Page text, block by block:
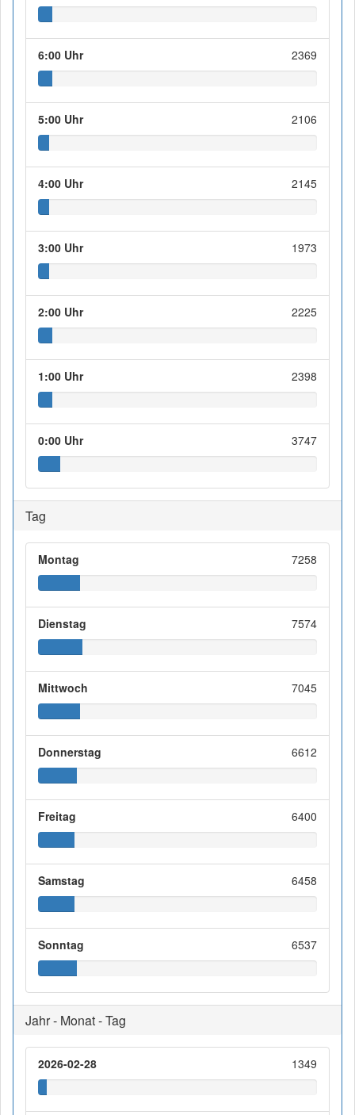
6:00 Uhr 2369
5:00 Uhr 2106
4:00 Uhr 2145
3:00 Uhr 1973
2:00 Uhr 2225
1:00 Uhr 2398
0:00 Uhr 3747
Tag
Montag 7258
Dienstag 7574
Mittwoch 7045
Donnerstag 6612
Freitag 6400
Samstag 6458
Sonntag 6537
Jahr - Monat - Tag
2026-02-28 1349